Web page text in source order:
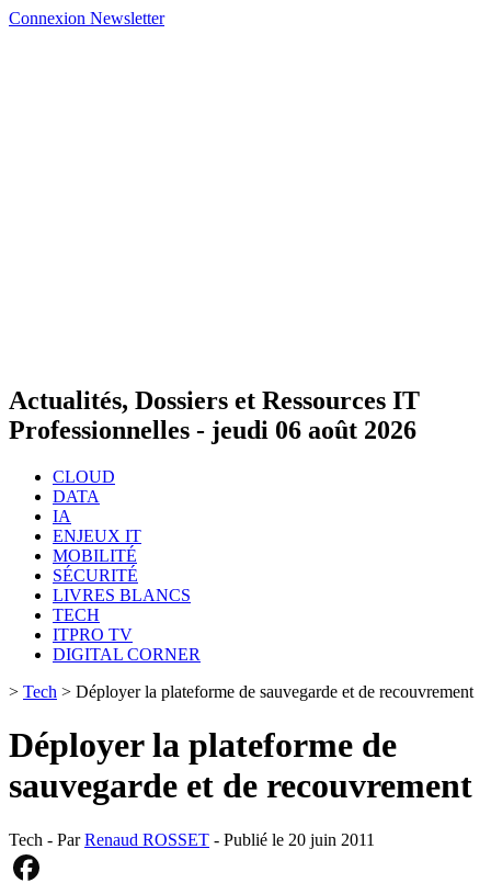
Connexion Newsletter
Actualités, Dossiers et Ressources IT
Professionnelles - jeudi 06 août 2026
CLOUD
DATA
IA
ENJEUX IT
MOBILITÉ
SÉCURITÉ
LIVRES BLANCS
TECH
ITPRO TV
DIGITAL CORNER
> Tech > Déployer la plateforme de sauvegarde et de recouvrement
Déployer la plateforme de
sauvegarde et de recouvrement
Tech - ParRenaud ROSSET - Publié le 20 juin 2011